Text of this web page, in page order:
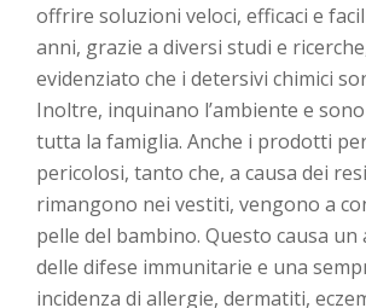
offrire soluzioni veloci, efficaci e
anni, grazie a diversi studi e
evidenziato che i detersivi chimici
Inoltre, inquinano l’ambiente e
tutta la famiglia. Anche i prodotti
pericolosi, tanto che, a causa dei
rimangono nei vestiti, vengono a
pelle del bambino. Questo causa
delle difese immunitarie e una
incidenza di allergie, dermatiti,